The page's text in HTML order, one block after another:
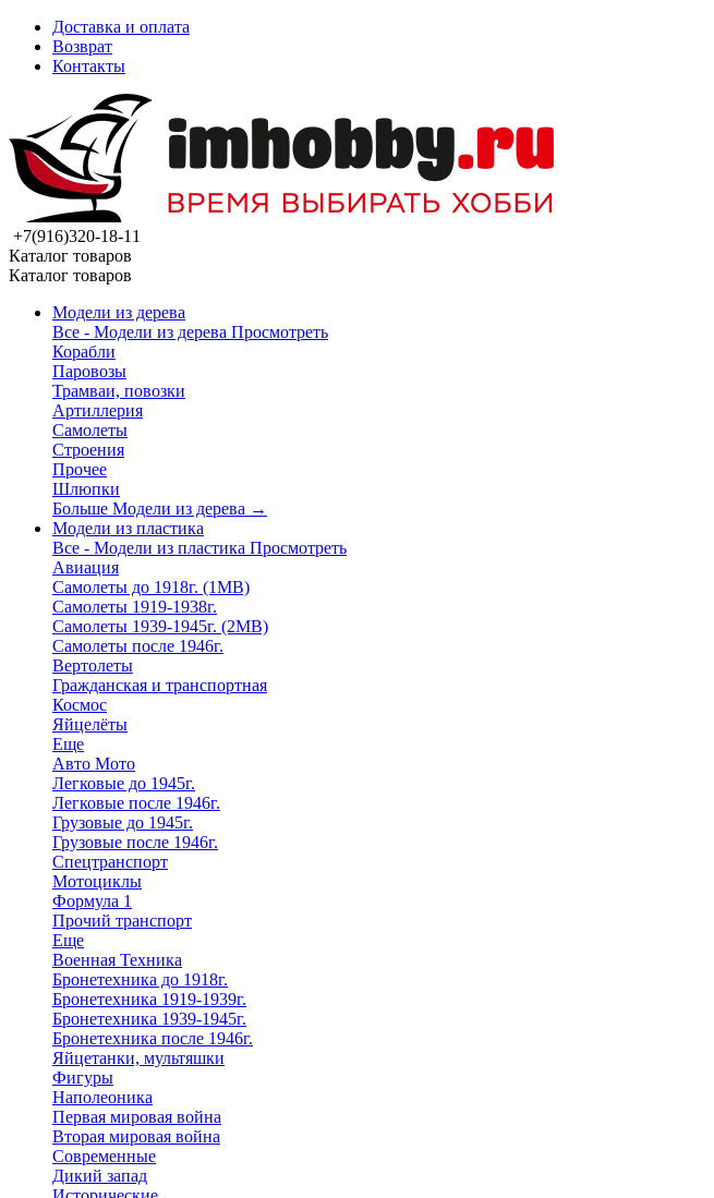
Доставка и оплата
Возврат
Контакты
+7(916)320-18-11
Каталог товаров
Каталог товаров
Модели из дерева
Все - Модели из дерева Просмотреть
Корабли
Паровозы
Трамваи, повозки
Артиллерия
Самолеты
Строения
Прочее
Шлюпки
Больше Модели из дерева →
Модели из пластика
Все - Модели из пластика Просмотреть
Авиация
Самолеты до 1918г. (1МВ)
Самолеты 1919-1938г.
Самолеты 1939-1945г. (2МВ)
Самолеты после 1946г.
Вертолеты
Гражданская и транспортная
Космос
Яйцелёты
Еще
Авто Мото
Легковые до 1945г.
Легковые после 1946г.
Грузовые до 1945г.
Грузовые после 1946г.
Спецтранспорт
Мотоциклы
Формула 1
Прочий транспорт
Еще
Военная Техника
Бронетехника до 1918г.
Бронетехника 1919-1939г.
Бронетехника 1939-1945г.
Бронетехника после 1946г.
Яйцетанки, мультяшки
Фигуры
Наполеоника
Первая мировая война
Вторая мировая война
Современные
Дикий запад